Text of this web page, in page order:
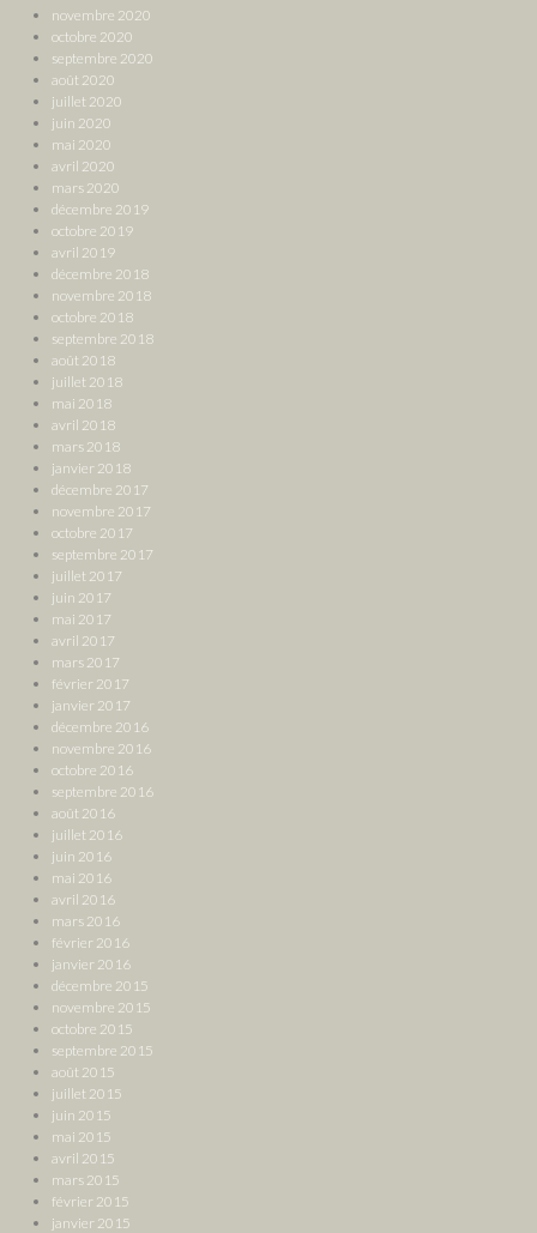
novembre 2020
octobre 2020
septembre 2020
août 2020
juillet 2020
juin 2020
mai 2020
avril 2020
mars 2020
décembre 2019
octobre 2019
avril 2019
décembre 2018
novembre 2018
octobre 2018
septembre 2018
août 2018
juillet 2018
mai 2018
avril 2018
mars 2018
janvier 2018
décembre 2017
novembre 2017
octobre 2017
septembre 2017
juillet 2017
juin 2017
mai 2017
avril 2017
mars 2017
février 2017
janvier 2017
décembre 2016
novembre 2016
octobre 2016
septembre 2016
août 2016
juillet 2016
juin 2016
mai 2016
avril 2016
mars 2016
février 2016
janvier 2016
décembre 2015
novembre 2015
octobre 2015
septembre 2015
août 2015
juillet 2015
juin 2015
mai 2015
avril 2015
mars 2015
février 2015
janvier 2015